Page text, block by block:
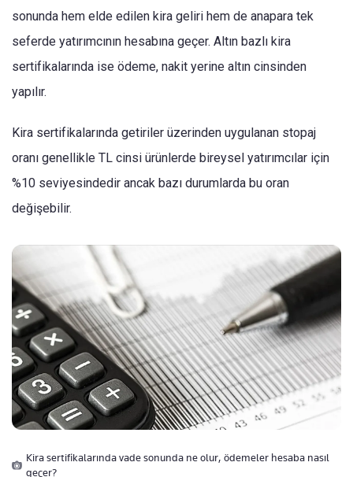
sonunda hem elde edilen kira geliri hem de anapara tek
seferde yatırımcının hesabına geçer. Altın bazlı kira
sertifikalarında ise ödeme, nakit yerine altın cinsinden
yapılır.
Kira sertifikalarında getiriler üzerinden uygulanan stopaj
oranı genellikle TL cinsi ürünlerde bireysel yatırımcılar için
%10 seviyesindedir ancak bazı durumlarda bu oran
değişebilir.
Kira sertifikalarında vade sonunda ne olur, ödemeler hesaba nasıl
geçer?